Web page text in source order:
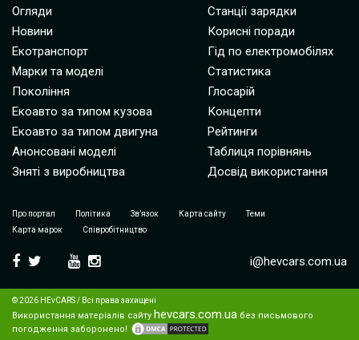
Огляди
Новини
Екотранспорт
Марки та моделі
Покоління
Екоавто за типом кузова
Екоавто за типом двигуна
Анонсовані моделі
Зняті з виробництва
Станції зарядки
Корисні поради
Гід по електромобілях
Статистика
Глосарій
Концепти
Рейтинги
Таблиця порівнянь
Досвід використання
Про портал Політика Зв’язок Карта сайту
Теми
Карта марок
Співробітництво
i@hevcars.com.ua
© 2026 HEvCARS / Всі права захищені
Використання матеріалів сайту hevcars.com.ua без письмового
погодження заборонено!